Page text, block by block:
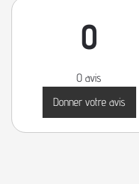
0
0 avis
Donner votre avis